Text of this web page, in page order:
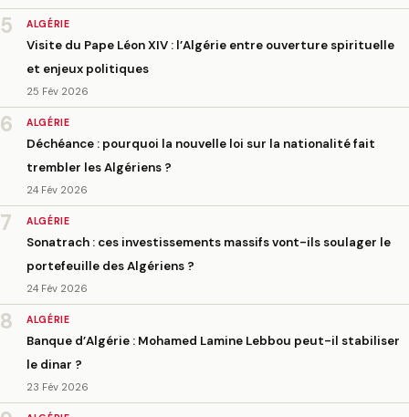
5 ALGÉRIE
Visite du Pape Léon XIV : l’Algérie entre ouverture spirituelle
et enjeux politiques
25 Fév 2026
6 ALGÉRIE
Déchéance : pourquoi la nouvelle loi sur la nationalité fait
trembler les Algériens ?
24 Fév 2026
7 ALGÉRIE
Sonatrach : ces investissements massifs vont-ils soulager le
portefeuille des Algériens ?
24 Fév 2026
8 ALGÉRIE
Banque d’Algérie : Mohamed Lamine Lebbou peut-il stabiliser
le dinar ?
23 Fév 2026